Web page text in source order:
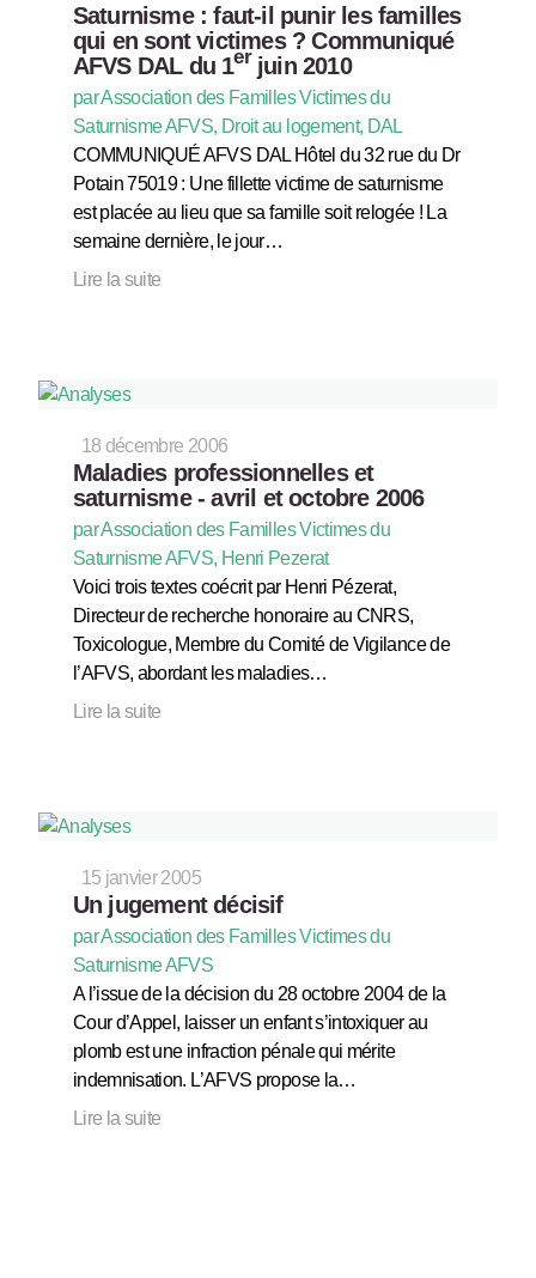
Saturnisme : faut-il punir les familles
qui en sont victimes ? Communiqué
AFVS DAL du 1er juin 2010
par Association des Familles Victimes du
Saturnisme AFVS, Droit au logement, DAL
COMMUNIQUÉ AFVS DAL Hôtel du 32 rue du Dr
Potain 75019 : Une fillette victime de saturnisme
est placée au lieu que sa famille soit relogée ! La
semaine dernière, le jour…
Lire la suite
18 décembre 2006
Maladies professionnelles et
saturnisme - avril et octobre 2006
par Association des Familles Victimes du
Saturnisme AFVS, Henri Pezerat
Voici trois textes coécrit par Henri Pézerat,
Directeur de recherche honoraire au CNRS,
Toxicologue, Membre du Comité de Vigilance de
l’AFVS, abordant les maladies…
Lire la suite
15 janvier 2005
Un jugement décisif
par Association des Familles Victimes du
Saturnisme AFVS
A l’issue de la décision du 28 octobre 2004 de la
Cour d’Appel, laisser un enfant s’intoxiquer au
plomb est une infraction pénale qui mérite
indemnisation. L’AFVS propose la…
Lire la suite